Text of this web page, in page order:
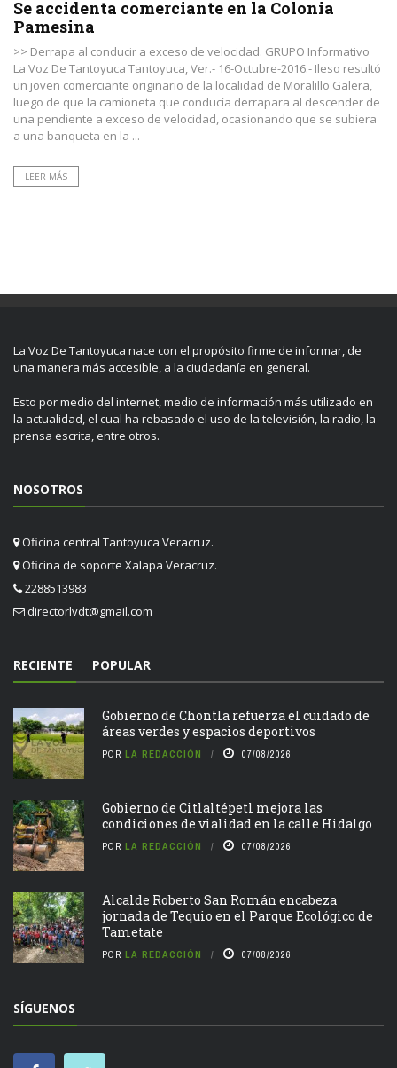
Se accidenta comerciante en la Colonia
Pamesina
>> Derrapa al conducir a exceso de velocidad. GRUPO Informativo
La Voz De Tantoyuca Tantoyuca, Ver.- 16-Octubre-2016.- Ileso resultó
un joven comerciante originario de la localidad de Moralillo Galera,
luego de que la camioneta que conducía derrapara al descender de
una pendiente a exceso de velocidad, ocasionando que se subiera
a una banqueta en la ...
LEER MÁS
La Voz De Tantoyuca nace con el propósito firme de informar, de
una manera más accesible, a la ciudadanía en general.
Esto por medio del internet, medio de información más utilizado en
la actualidad, el cual ha rebasado el uso de la televisión, la radio, la
prensa escrita, entre otros.
NOSOTROS
Oficina central Tantoyuca Veracruz.
Oficina de soporte Xalapa Veracruz.
2288513983
directorlvdt@gmail.com
RECIENTE POPULAR
Gobierno de Chontla refuerza el cuidado de
áreas verdes y espacios deportivos
POR LA REDACCIÓN 07/08/2026
Gobierno de Citlaltépetl mejora las
condiciones de vialidad en la calle Hidalgo
POR LA REDACCIÓN 07/08/2026
Alcalde Roberto San Román encabeza
jornada de Tequio en el Parque Ecológico de
Tametate
POR LA REDACCIÓN 07/08/2026
SÍGUENOS